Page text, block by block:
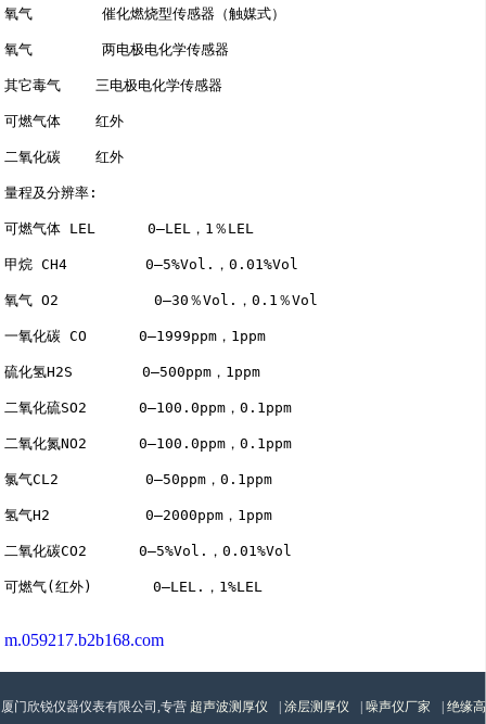
氧气        催化燃烧型传感器（触媒式）
氧气        两电极电化学传感器
其它毒气    三电极电化学传感器
可燃气体    红外
二氧化碳    红外
量程及分辨率:
可燃气体 LEL      0―LEL，1％LEL
甲烷 CH4         0―5%Vol.，0.01%Vol
氧气 O2           0―30％Vol.，0.1％Vol
一氧化碳 CO      0―1999ppm，1ppm
硫化氢H2S        0―500ppm，1ppm
二氧化硫SO2      0―100.0ppm，0.1ppm
二氧化氮NO2      0―100.0ppm，0.1ppm
氯气CL2          0―50ppm，0.1ppm
氢气H2           0―2000ppm，1ppm
二氧化碳CO2      0―5%Vol.，0.01%Vol
m.059217.b2b168.com
厦门欣锐仪器仪表有限公司,专营 超声波测厚仪 涂层测厚仪 噪声仪厂家 绝缘高